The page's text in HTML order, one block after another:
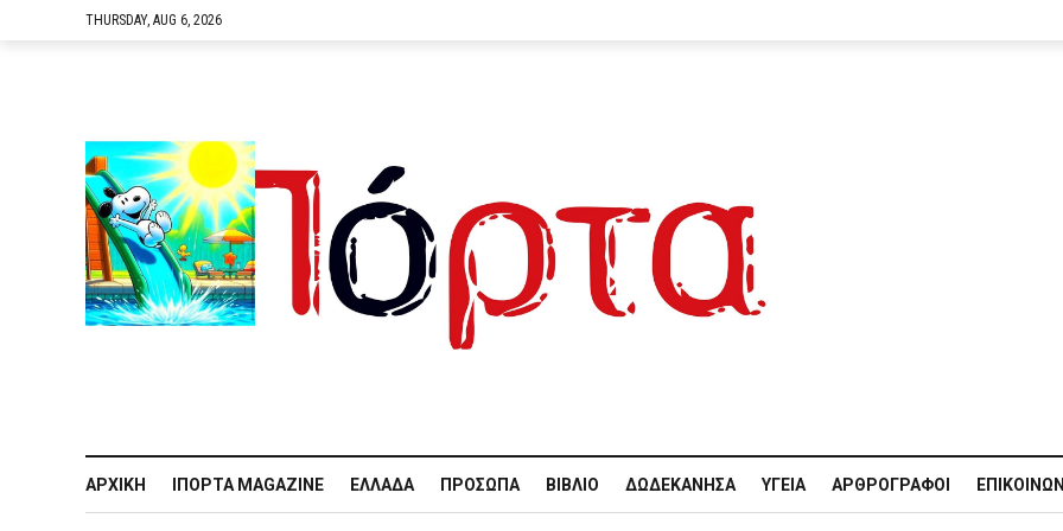
THURSDAY, AUG 6, 2026
ΑΡΧΙΚΉ IΠΌΡΤΑ MAGAZINE ΕΛΛΆΔΑ ΠΡΌΣΩΠΑ ΒΙΒΛΊΟ ΔΩΔΕΚΆΝΗΣΑ ΥΓΕΊΑ ΑΡΘΡΟΓΡΆΦΟΙ